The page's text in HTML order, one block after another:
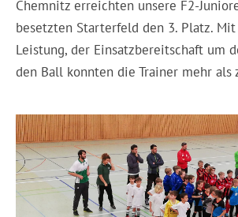
Chemnitz erreichten unsere F2-
besetzten Starterfeld den 3. Platz.
Leistung, der Einsatzbereitschaft um
den Ball konnten die Trainer mehr als